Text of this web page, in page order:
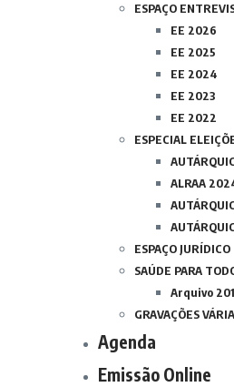
ESPAÇO
EE 2026
EE 2025
EE 2024
EE 2023
EE 2022
ESPECIAL
ALRAA
ESPAÇO JURÍDICO
SAÚDE PARA
Arquivo
GRAVAÇÕES
Agenda
Emissão Online